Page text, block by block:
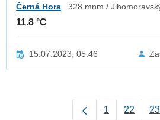
Černá Hora 328 mnm /
11.8 °C
15.07.2023, 05:46
1 22 23